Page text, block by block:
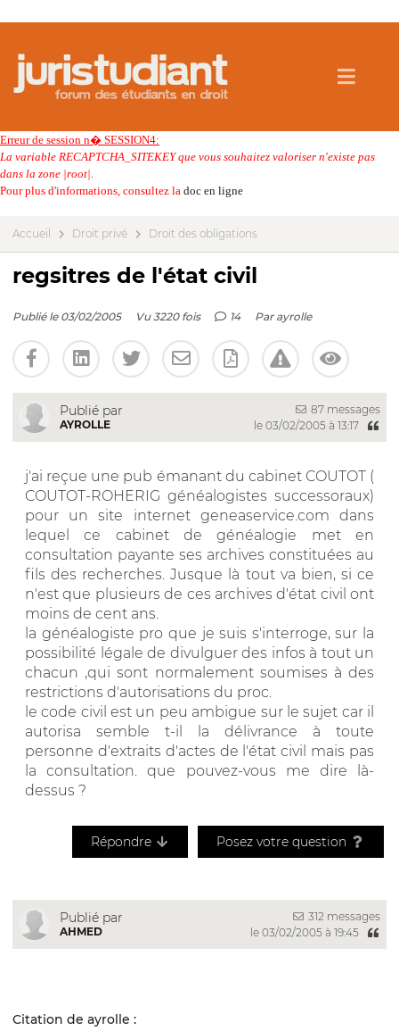
Erreur de session n� SESSION4:
La variable RECAPTCHA_SITEKEY que vous souhaitez valoriser n'existe pas
dans la zone |root|.
Pour plus d'informations, consultez la doc en ligne
Accueil Droit privé Droit des obligations
regsitres de l'état civil
Publié le 03/02/2005 Vu 3220 fois 14 Par ayrolle
Publié par
AYROLLE
87 messages
le 03/02/2005 à 13:17
j'ai reçue une pub émanant du cabinet COUTOT (
COUTOT-ROHERIG généalogistes successoraux)
pour un site internet geneaservice.com dans
lequel ce cabinet de généalogie met en
consultation payante ses archives constituées au
fils des recherches. Jusque là tout va bien, si ce
n'est que plusieurs de ces archives d'état civil ont
moins de cent ans.
la généalogiste pro que je suis s'interroge, sur la
possibilité légale de divulguer des infos à tout un
chacun ,qui sont normalement soumises à des
restrictions d'autorisations du proc.
le code civil est un peu ambigue sur le sujet car il
autorisa semble t-il la délivrance à toute
personne d'extraits d'actes de l'état civil mais pas
la consultation. que pouvez-vous me dire là-
dessus ?
Répondre Posez votre question
Publié par
AHMED
312 messages
le 03/02/2005 à 19:45
Citation de ayrolle :